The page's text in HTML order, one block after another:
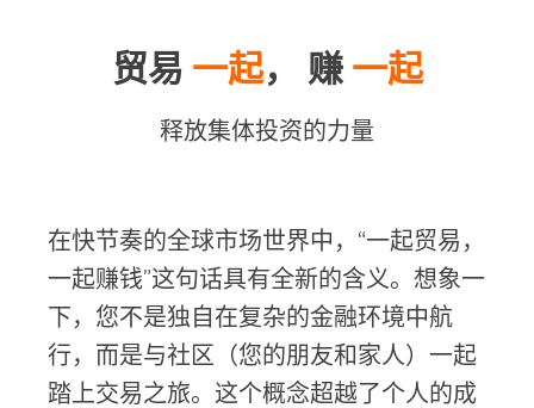
贸易 一起， 赚 一起
释放集体投资的力量
在快节奏的全球市场世界中，“一起贸易，
一起赚钱”这句话具有全新的含义。想象一
下，您不是独自在复杂的金融环境中航
行，而是与社区（您的朋友和家人）一起
踏上交易之旅。这个概念超越了个人的成